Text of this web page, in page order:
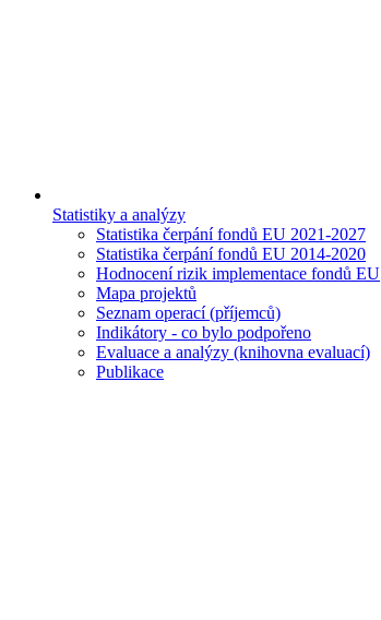
Statistiky a analýzy
Statistika čerpání fondů EU 2021-2027
Statistika čerpání fondů EU 2014-2020
Hodnocení rizik implementace fondů EU
Mapa projektů
Seznam operací (příjemců)
Indikátory - co bylo podpořeno
Evaluace a analýzy (knihovna evaluací)
Publikace